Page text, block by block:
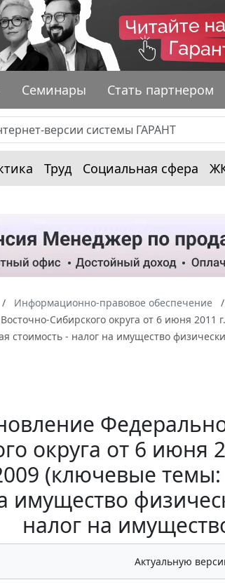
Семинары Стать партнером
Труд Социальная сфера
Информационно-правовое обеспечение
Сибирского округа от 6 июня
стоимость - налог на имущество
округа от 6 июня
(ключевые
имущество
налог на
Актуальную